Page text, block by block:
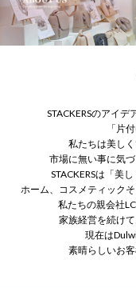
STACKERSのアイ
「片
私たちは美し
市場に無い事に気
STACKERSは「美
ホーム、コスメティック
私たちの親会社
家族経営を続け
現在は
素晴らしいお